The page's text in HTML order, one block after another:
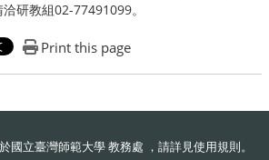
研教組02-77491099。
Print this page
國立臺灣師範大學 教務處 ，請詳見使用規則。